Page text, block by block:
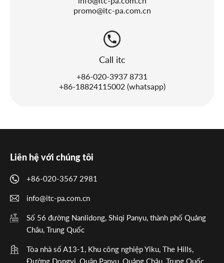
promo@itc-pa.com.cn
Call itc
+86-020-3937 8731
+86-18824115002 (whatsapp)
Liên hệ với chúng tôi
+86-020-3567 2981
info@itc-pa.com.cn
Số 56 đường Nanlidong, Shiqi Panyu, thành phố Quảng
Châu, Trung Quốc
Tòa nhà số A13-1, Khu công nghiệp Yiku, The Hills,
Đường Dongyi, Quận Panyu, Quảng Châu, Trung Quốc